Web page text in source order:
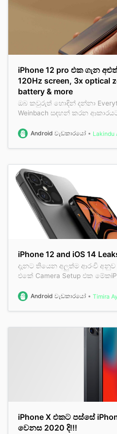
iPhone 12 pro එක ගැන
120Hz screen, 3x optical
battery & more
ඔබ කවුරුත් හොඳින් දන්නා
Weinbach සඳහන් කරන
එකතු කර ඇතිබව සඳහන් වෙනවා.
Android වැඩකාරයෝ Lakindu
iPhone 12 and iOS 14
දැනට තියෙන අලුත්ම ආරංචි අනුව
එකේ Camera Setup එක
iPadPro 2020 වල ආව LiDAR
Android වැඩකාරයෝ Timira
iPhone X එකට පස්සේ
වෙනස 2020 දි!!!